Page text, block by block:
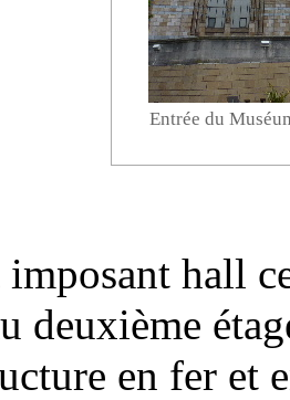
Entrée du
hall
deuxième
en fer et